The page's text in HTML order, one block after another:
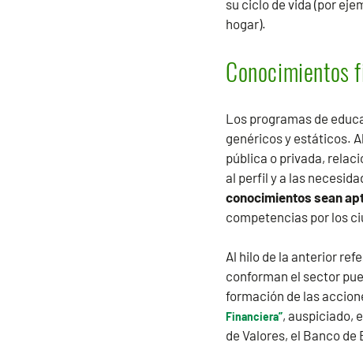
su ciclo de vida (por
hogar).
Conocimientos
Los programas de
genéricos y estáticos.
pública o privada,
al perfil y a las
conocimientos sean
competencias por los
Al hilo de la anterior
conforman el sector
formación de las
Financiera”, auspiciado,
de Valores, el Banco